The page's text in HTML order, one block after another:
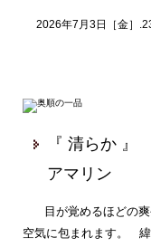
2026年7月3日［金］
『 清らか
アマリン
目が覚めるほどの爽
空気に包まれます。